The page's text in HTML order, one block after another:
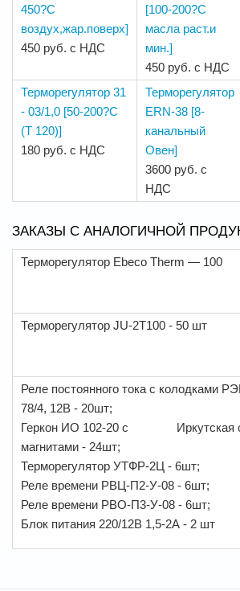
450?С
воздух,жар.поверх]
450 руб. с НДС
[100-200?С
масла раст.и
мин.]
450 руб. с НДС
Терморегулятор 31
- 03/1,0 [50-200?С
(Т 120)]
180 руб. с НДС
Терморегулятор
ERN-38 [8-
канальный
Овен]
3600 руб. с
НДС
ЗАКАЗЫ С АНАЛОГИЧНОЙ
Терморегулятор Ebeco Therm — 100
Терморегулятор JU-2T100 - 50 шт
Иркутская
Реле постоянного тока с колодками
78/4, 12В - 20шт;
Геркон ИО 102-20 с
магнитами - 24шт;
Терморегулятор УТФР-2Ц - 6шт;
Реле времени РВЦ-П2-У-08 - 6шт;
Реле времени РВО-П3-У-08 - 6шт;
Блок питания 220/12В 1,5-2А - 2 шт